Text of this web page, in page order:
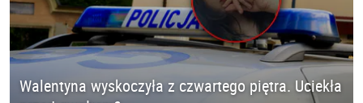
Walentyna wyskoczyła z czwartego piętra. Uciekła